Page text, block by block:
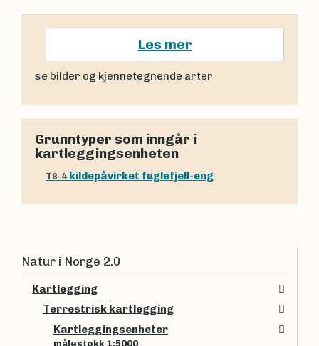
Les mer
se bilder og kjennetegnende arter
Grunntyper som inngår i
kartleggingsenheten
T8-4 kildepåvirket fuglefjell-eng
Natur i Norge 2.0
Kartlegging
Terrestrisk kartlegging
Kartleggingsenheter
målestokk 1:5000